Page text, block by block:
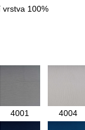
vrstva 100%
4001 4004